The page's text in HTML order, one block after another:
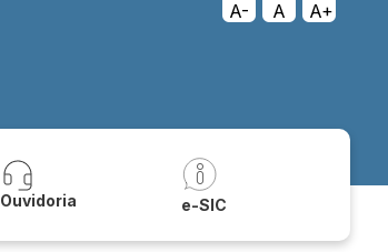
A- A
A+
Ouvidoria e-SIC